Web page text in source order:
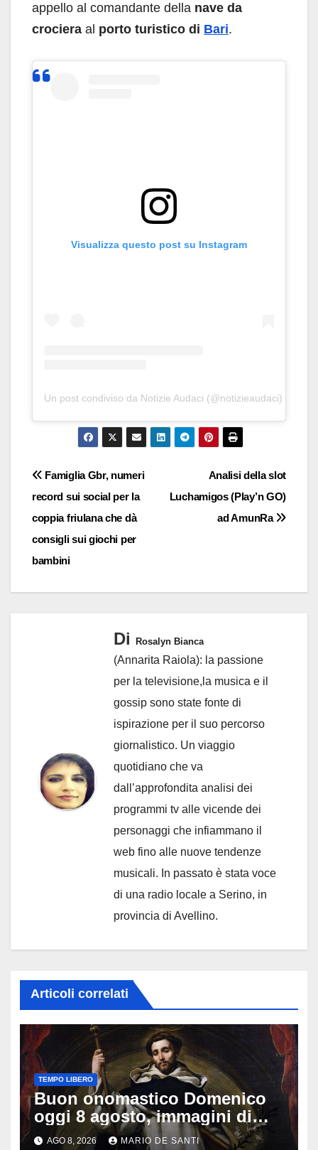
appello al comandante della nave da
crociera al porto turistico di Bari.
Visualizza questo post su Instagram
Un post condiviso da Notizie Audaci (@notizieaudaci)
Navigazione
articoli
Analisi della slot
Luchamigos (Play’n GO)
ad AmunRa
Famiglia Gbr, numeri
record sui social per la
coppia friulana che dà
consigli sui giochi per
bambini
Di Rosalyn Bianca
(Annarita Raiola): la passione
per la televisione,la musica e il
gossip sono state fonte di
ispirazione per il suo percorso
giornalistico. Un viaggio
quotidiano che va
dall’approfondita analisi dei
programmi tv alle vicende dei
personaggi che infiammano il
web fino alle nuove tendenze
musicali. In passato è stata voce
di una radio locale a Serino, in
provincia di Avellino.
Articoli correlati
TEMPO LIBERO
Buon onomastico Domenico
oggi 8 agosto, immagini di
auguri da condividere
AGO 8, 2026 MARIO DE SANTI